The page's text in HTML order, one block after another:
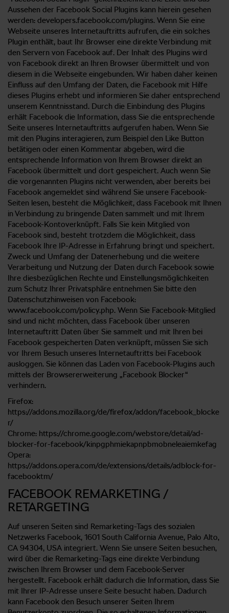
Aussehen der Facebook Social Plugins kann hierein gesehen
werden: developers.facebook.com/plugins. Wenn Sie eine
Webseite unseres Internetauftritts aufrufen, die ein solches
Plugin enthält, baut Ihr Browser eine direkte Verbindung mit
den Servern von Facebook auf. Der Inhalt des Plugins wird
von Facebook direkt an Ihren Browser übermittelt und von
diesem in die Webseite eingebunden. Wir haben daher keinen
Einfluss auf den Umfang der Daten, die Facebook mit Hilfe
dieses Plugins erhebt und informieren Sie daher entsprechend
unserem Kenntnisstand. Durch die Einbindung des Plugins
erhält Facebook die Information, dass Sie die entsprechende
Seite unseres Internetauftritts aufgerufen haben. Wenn Sie
mit den Plugins interagieren, zum Beispiel den Like Button
betätigen oder einen Kommentar abgeben, wird die
entsprechende Information von Ihrem Browser direkt an
Facebook übermittelt und dort gespeichert. Auch wenn Sie
die vorgenannten Plugins nicht verwenden, aber bereits bei
Facebook angemeldet sind während Sie unsere Facebook-
Seiten lesen, besteht die Möglichkeit, dass Facebook mit Ihnen
in Verbindung zu bringende Daten sammelt und mit Ihrem
Facebook-Kontoverknüpft. Falls Sie kein Mitglied von
Facebook sind, besteht trotzdem die Möglichkeit, dass
Facebook Ihre IP-Adresse in Erfahrung bringt und speichert.
Zweck und Umfang der Datenerhebung und die weitere
Verarbeitung und Nutzung der Daten durch Facebook sowie
Ihre diesbezüglichen Rechte und Einstellungsmöglichkeiten
zum Schutz Ihrer Privatsphäre entnehmen Sie bitte den
Datenschutzhinweisen von Facebook:
www.facebook.com/policy.php. Wenn Sie Facebook-Mitglied
sind und nicht möchten, dass Facebook über unseren
Internetauftritt Daten über Sie sammelt und mit Ihren bei
Facebook gespeicherten Daten verknüpft, müssen Sie sich
vor Ihrem Besuch unseres Internetauftritts bei Facebook
ausloggen. Sie können das Laden von Facebook-Plugins auch
mittels der Browsererweiterung „Facebook Blocker“
verhindern.
Firefox:
https://addons.mozilla.org/de/firefox/addon/facebook_blocke
r/
Chrome: https://chrome.google.com/webstore/detail/ad-
blocker-for-facebook/kinpgphmiekapnpbmobneleaiemkefag
Opera:
https://addons.opera.com/de/extensions/details/adblock-for-
facebooktm/
FACEBOOK REMARKETING /
RETARGETING
Auf unseren Seiten sind Remarketing-Tags des sozialen
Netzwerks Facebook, 1601 South California Avenue, Palo Alto,
CA 94304, USA integriert. Wenn Sie unsere Seiten besuchen,
wird über die Remarketing-Tags eine direkte Verbindung
zwischen Ihrem Browser und dem Facebook-Server
hergestellt. Facebook erhält dadurch die Information, dass Sie
mit Ihrer IP-Adresse unsere Seite besucht haben. Dadurch
kann Facebook den Besuch unserer Seiten Ihrem